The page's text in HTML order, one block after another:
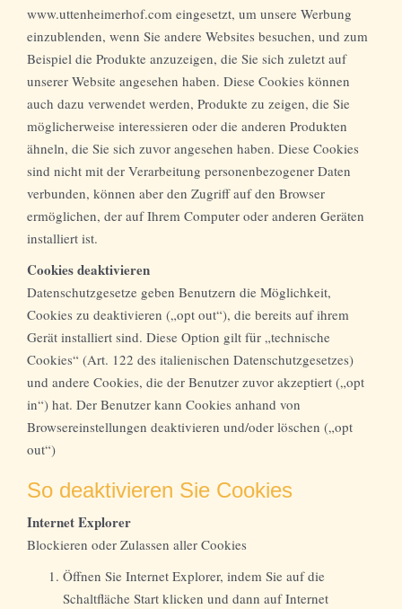
www.uttenheimerhof.com eingesetzt, um unsere Werbung
einzublenden, wenn Sie andere Websites besuchen, und zum
Beispiel die Produkte anzuzeigen, die Sie sich zuletzt auf
unserer Website angesehen haben. Diese Cookies können
auch dazu verwendet werden, Produkte zu zeigen, die Sie
möglicherweise interessieren oder die anderen Produkten
ähneln, die Sie sich zuvor angesehen haben. Diese Cookies
sind nicht mit der Verarbeitung personenbezogener Daten
verbunden, können aber den Zugriff auf den Browser
ermöglichen, der auf Ihrem Computer oder anderen Geräten
installiert ist.
Cookies deaktivieren
Datenschutzgesetze geben Benutzern die Möglichkeit,
Cookies zu deaktivieren („opt out“), die bereits auf ihrem
Gerät installiert sind. Diese Option gilt für „technische
Cookies“ (Art. 122 des italienischen Datenschutzgesetzes)
und andere Cookies, die der Benutzer zuvor akzeptiert („opt
in“) hat. Der Benutzer kann Cookies anhand von
Browsereinstellungen deaktivieren und/oder löschen („opt
out“)
So deaktivieren Sie Cookies
Internet Explorer
Blockieren oder Zulassen aller Cookies
Öffnen Sie Internet Explorer, indem Sie auf die
Schaltfläche Start klicken und dann auf Internet